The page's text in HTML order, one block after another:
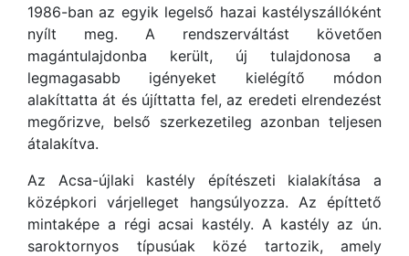
1986-ban az egyik legelső hazai kastélyszállóként
nyílt meg. A rendszerváltást követően
magántulajdonba került, új tulajdonosa a
legmagasabb igényeket kielégítő módon
alakíttatta át és újíttatta fel, az eredeti elrendezést
megőrizve, belső szerkezetileg azonban teljesen
átalakítva.
Az Acsa-újlaki kastély építészeti kialakítása a
középkori várjelleget hangsúlyozza. Az építtető
mintaképe a régi acsai kastély. A kastély az ún.
saroktornyos típusúak közé tartozik, amely